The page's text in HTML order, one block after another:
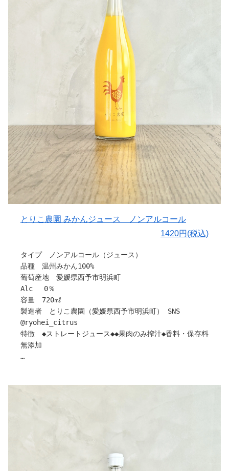
ワインのように、御坂のテロワールを10年後も楽しんでみ
ロマン溢れる、粋な贈り物に。
※こちらの商品自体は、2年の賞味期限です。熟成商品は
近年中に発売予定。
〇取り入れ方は？
世の濃縮還元ジュースは、濃縮され輸入された後、水で
のばしているそう。
子どもジュースも、香料やph調整剤は常連。
ひとつでも心配事は、減らしたい。そんな方にもオススメ
です。
弱い酸味（酒石酸）は腸内環境を整えながら、腸内善玉菌
を活性化
腸活のための、ひとつのツールとして オススメできるジ
ュースなのです。
微細果肉繊維は、その腸内善玉菌の栄養分となり、より腸
内善玉菌を活性化させるといわれています。
果に優れているといわれています。
空けると酸素との発酵を始めます。味が変わっていきます
全て、HOPE園で育った果物を使っています。
大切な方への贈り物や、
身体を想った ギフトに。
〇保管について
直射日光を避け、40°Cを超えない冷暗所で保管してくださ
い。
※ぶどうジュース・スムージーには、ワインと同じくポリ
フェノールが固まってできる「澱（おり）」が発生しま
す。
山梨が誇る”国際ワイン品種”として登録されている品種
山梨県ではベーリーＡのワインが多くみられます 博士の
もつ技術を全て駆使し、絞り分け、発酵前のワイン、ワイ
ＨＯＰＥ園のベーリーＡがもつ、香りと風味を堪能いただ
トロトロで濃厚、果肉の繊維が豊富に残り、のど越しスム
ーズ。
こんなマスカット・ベーリーＡ飲んだことない、の体験を
このスムージーで。
〇HOPE園 のsummitについて
素材への約束
無添加。無加糖。無加水。無濃縮。無調整。
すべては果実がもつものだけ。
余計な手を加えず、素材の力を、最大限に引き出す
果実の個性は、年ごとに異なり、甘みも、酸味も、香り
も、その瞬間だけのもの。
私たちは数多ある果実の中から、ーその年にもっとも輝く
ものを選び抜くー
だからこそ、毎年ちがう。
そして毎年、本物が生まれるのです。
時間という旨味。
類を見ない“真空熟成”を可能にした独自製法
静かに、ゆっくりと時間を重ねることで
まずはフレッシュと、“1年もの”を。
熟成商品も近年中にリリース予定。
（ジュースってしぼって終わりかと思ってた！）
とりこ農園 みかんジュース ノンアルコール
1420円(税込)
タイプ ノンアルコール（ジュース）
品種 温州みかん100%
葡萄産地 愛媛県西予市明浜町
Alc 0％
容量 720㎖
製造者 とりこ農園（愛媛県西予市明浜町） SNS
@ryohei_citrus
特徴 ◆ストレートジュース◆◆果肉のみ搾汁◆香料・保存料
無添加
く広がります。
ダなどと合わせるのがおすすめです。